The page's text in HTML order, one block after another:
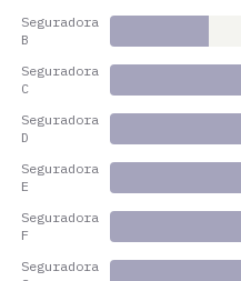
Seguradora
B
Seguradora
C
Seguradora
D
Seguradora
E
Seguradora
F
Seguradora